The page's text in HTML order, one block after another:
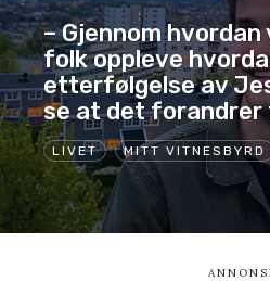
LIVET MITT VITNESBYRD
– Gjennom
folk oppleve
etterfølgelse av
se at det forandrer